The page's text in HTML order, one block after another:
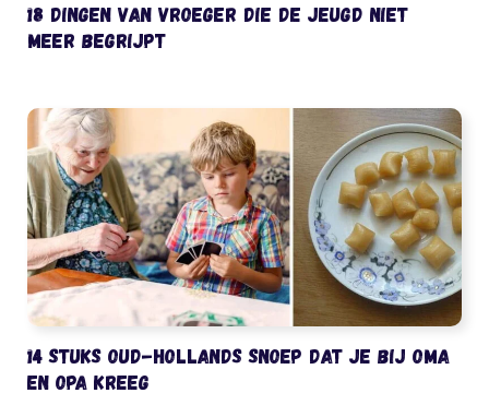
18 dingen van vroeger die de jeugd niet
meer begrijpt
14 stuks oud-Hollands snoep dat je bij oma
en opa kreeg